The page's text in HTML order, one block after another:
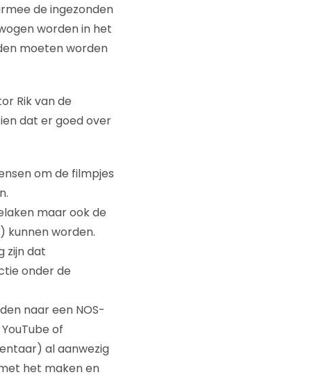
de ingezonden
worden in het
moeten worden
Rik van de
dat er goed over
om de filmpjes
maar ook de
kunnen worden.
zijn dat
onder de
naar een NOS-
of
al aanwezig
het maken en